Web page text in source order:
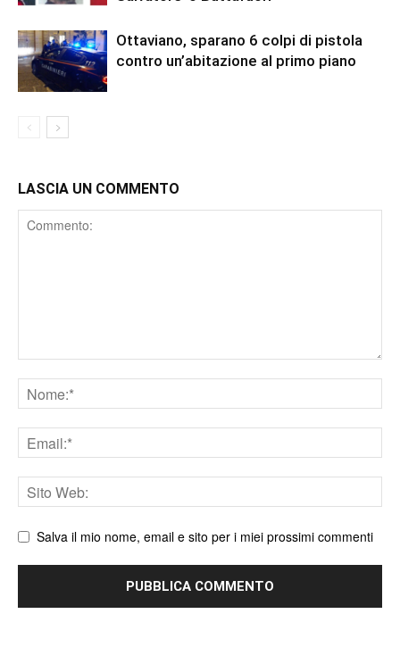
Ottaviano, sparano 6 colpi di pistola
contro un’abitazione al primo piano
LASCIA UN COMMENTO
Comment
Nome
Email
Sito
web
Salva il mio nome, email e sito per i miei prossimi commenti